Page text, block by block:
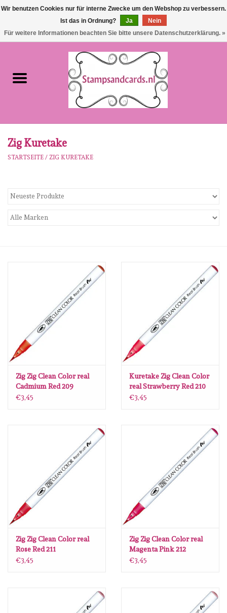
NEU!!!
Unsere Marken
stempelaccesoires
papier (blokjes) &
embellishments
Embellishment/bedeltjes
embossingpoeders
inkleurbenodigdheden
Lint
Zig Kuretake
STARTSEITE / ZIG KURETAKE
Zig Zig Clean Color real
Cadmium Red 209
€3,45
Kuretake Zig Clean Color
real Strawberry Red 210
€3,45
Zig Zig Clean Color real
Rose Red 211
€3,45
Zig Zig Clean Color real
Magenta Pink 212
€3,45
Wir benutzen Cookies nur für interne Zwecke um den Webshop zu verbessern.
Ist das in Ordnung?
Ja
Nein
Für weitere Informationen beachten Sie bitte unsere Datenschutzerklärung. »